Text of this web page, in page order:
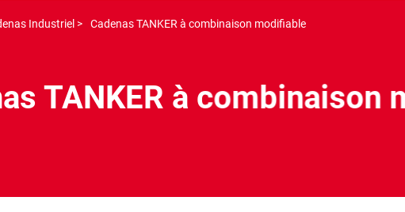
Industriel > Cadenas TANKER à combinaison modifiable
TANKER à combinaison